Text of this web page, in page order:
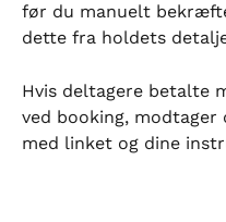
før du manuelt
dette fra holdets
Hvis deltagere betalte
ved booking,
med linket og dine